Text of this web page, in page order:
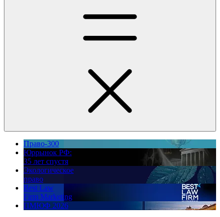
Право-300
Юррынок РФ:
35 лет спустя
Экологическое
право
Best Law
Firm Marketing
ПМЮФ 2026